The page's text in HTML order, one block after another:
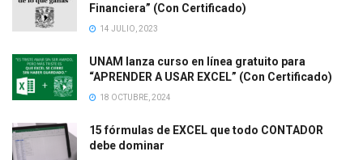
Financiera” (Con Certificado)
14 JULIO, 2023
UNAM lanza curso en línea gratuito para
“APRENDER A USAR EXCEL” (Con Certificado)
18 OCTUBRE, 2024
15 fórmulas de EXCEL que todo CONTADOR
debe dominar